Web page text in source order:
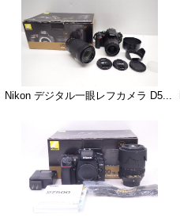
Nikon デジタル一眼レフカメラ D5...